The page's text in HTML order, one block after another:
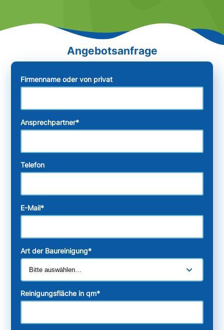
Firmenname oder von privat
Ansprechpartner*
Telefon
E-Mail*
Art der Baureinigung*
Reinigungsfläche in qm*